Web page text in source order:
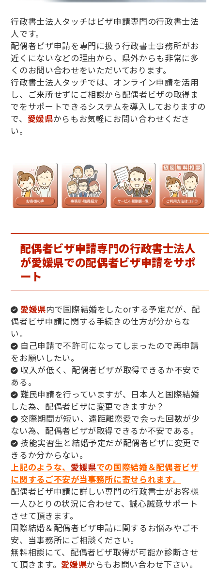
行政書士法人タッチはビザ申請専門の行政書士法
人です。
配偶者ビザ申請を専門に扱う行政書士事務所がお
近くにないなどの理由から、県外からも非常に多
くのお問い合わせをいただいております。
行政書士法人タッチでは、オンライン申請を活用
し、ご来所せずにご相談から配偶者ビザの取得ま
でをサポートできるシステムを導入しておりますの
で、 愛媛県からもお気軽にお問い合わせくださ
い。
配偶者ビザ申請専門の行政書士法人
が愛媛県での配偶者ビザ申請をサポ
ート
愛媛県内で国際結婚をしたorする予定だが、配
偶者ビザ申請に関する手続きの仕方が分からな
い。
自己申請で不許可になってしまったので再申請
をお願いしたい。
収入が低く、配偶者ビザが取得できるか不安で
ある。
難民申請を行っていますが、日本人と国際結婚
した為、配偶者ビザに変更できますか？
交際期間が短い、遠距離恋愛で会った回数が少
ない為、配偶者ビザが取得できるか不安である。
技能実習生と結婚予定だが配偶者ビザに変更で
きるか分からない。
上記のような、 愛媛県での国際結婚＆配偶者ビザ
に関するご不安が当事務所に寄せられます。
配偶者ビザ申請に詳しい専門の行政書士がお客様
一人ひとりの状況に合わせて、誠心誠意サポート
させて頂きます。
国際結婚＆配偶者ビザ申請に関するお悩みやご不
安、当事務所にご相談ください。
無料相談にて、配偶者ビザ取得が可能か診断させ
て頂きます。 愛媛県からもお問い合わせ下さい。